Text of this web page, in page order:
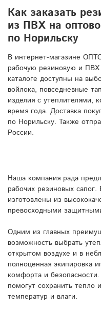
Как заказать
из ПВХ на
по Норильску
В интернет-магазине
рабочую резиновую и
каталоге доступны на
войлока, повседневные
изделия с утеплителями,
время года. Доставка
по Норильску. Также
России.
Наша компания рада
рабочих резиновых
изготовлены из
превосходными
Одним из главных
возможность выбрать
открытом воздухе и в
полноценная экипировка
комфорта и
помогут сохранить тепло
температур и влаги.